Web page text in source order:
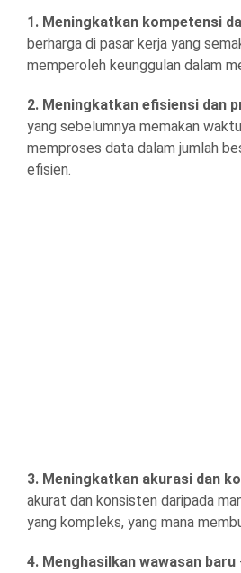
1. Meningkatkan kompetensi
berharga di pasar kerja yang
memperoleh keunggulan dalam
2. Meningkatkan efisiensi dan
yang sebelumnya memakan
memproses data dalam jumlah
efisien.
3. Meningkatkan akurasi dan
akurat dan konsisten daripada
yang kompleks, yang mana
4. Menghasilkan wawasan baru